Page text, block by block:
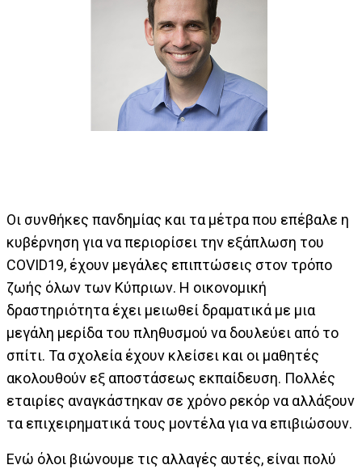
Οι συνθήκες πανδημίας και τα μέτρα που επέβαλε η
κυβέρνηση για να περιορίσει την εξάπλωση του
COVID19, έχουν μεγάλες επιπτώσεις στον τρόπο
ζωής όλων των Κύπριων. Η οικονομική
δραστηριότητα έχει μειωθεί δραματικά με μια
μεγάλη μερίδα του πληθυσμού να δουλεύει από το
σπίτι. Τα σχολεία έχουν κλείσει και οι μαθητές
ακολουθούν εξ αποστάσεως εκπαίδευση. Πολλές
εταιρίες αναγκάστηκαν σε χρόνο ρεκόρ να αλλάξουν
τα επιχειρηματικά τους μοντέλα για να επιβιώσουν.
Ενώ όλοι βιώνουμε τις αλλαγές αυτές, είναι πολύ